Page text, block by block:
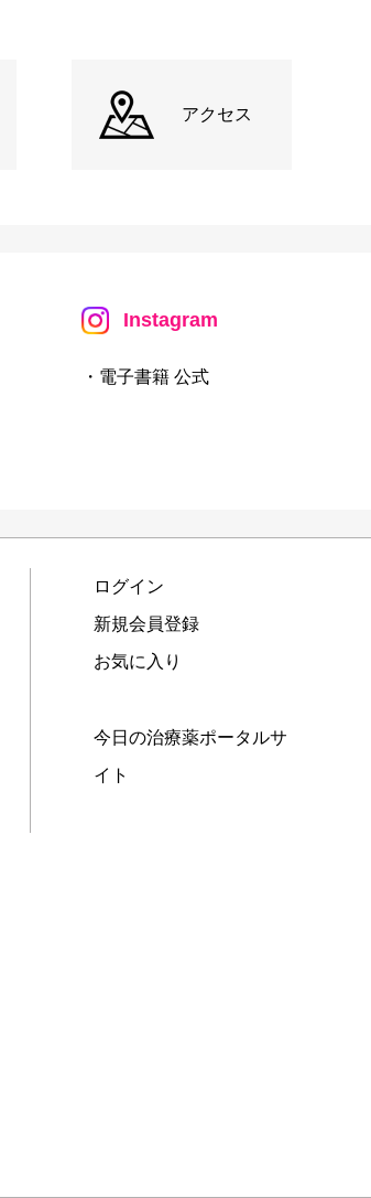
アクセス
Instagram
・電子書籍 公式
ログイン
新規会員登録
お気に入り
今日の治療薬ポータルサ
イト